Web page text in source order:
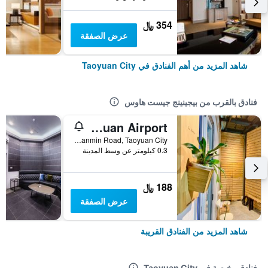
354 ﷼
عرض الصفقة
شاهد المزيد من أهم الفنادق في Taoyuan City
فنادق بالقرب من بيجينينج جيست هاوس
Backpackers' Hostel Taoyuan Airport
No. 12, Lane.106, Section.2, Sanmin Road, Taoyuan City, تايوان
0.3 كيلومتر عن وسط المدينة
188 ﷼
عرض الصفقة
شاهد المزيد من الفنادق القريبة